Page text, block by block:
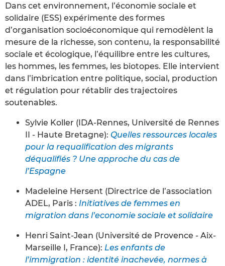
Dans cet environnement, l’économie sociale et
solidaire (ESS) expérimente des formes
d’organisation socioéconomique qui remodèlent la
mesure de la richesse, son contenu, la responsabilité
sociale et écologique, l’équilibre entre les cultures,
les hommes, les femmes, les biotopes. Elle intervient
dans l’imbrication entre politique, social, production
et régulation pour rétablir des trajectoires
soutenables.
Sylvie Koller (IDA-Rennes, Université de Rennes
II - Haute Bretagne): Quelles ressources locales
pour la requalification des migrants
déqualifiés ? Une approche du cas de
l’Espagne
Madeleine Hersent (Directrice de l’association
ADEL, Paris : Initiatives de femmes en
migration dans l’economie sociale et solidaire
Henri Saint-Jean (Université de Provence - Aix-
Marseille I, France): Les enfants de
l’immigration : identité inachevée, normes à